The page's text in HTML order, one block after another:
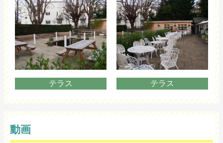
テラス テラス
動画